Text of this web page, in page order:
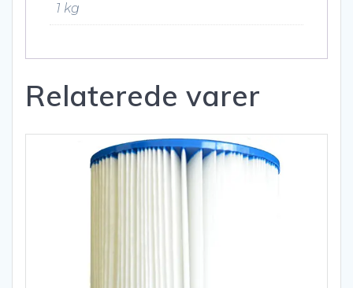
1 kg
Relaterede varer